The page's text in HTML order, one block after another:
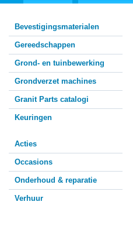
Bevestigingsmaterialen
Gereedschappen
Grond- en tuinbewerking
Grondverzet machines
Granit Parts catalogi
Keuringen
Acties
Occasions
Onderhoud & reparatie
Verhuur